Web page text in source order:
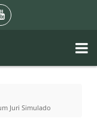
Juri Simulado